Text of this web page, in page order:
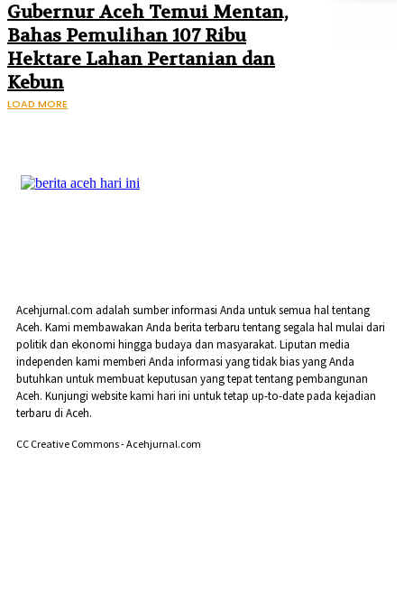
Gubernur Aceh Temui Mentan,
Bahas Pemulihan 107 Ribu
Hektare Lahan Pertanian dan
Kebun
LOAD MORE
Acehjurnal.com adalah sumber informasi Anda untuk semua hal tentang
Aceh. Kami membawakan Anda berita terbaru tentang segala hal mulai dari
politik dan ekonomi hingga budaya dan masyarakat. Liputan media
independen kami memberi Anda informasi yang tidak bias yang Anda
butuhkan untuk membuat keputusan yang tepat tentang pembangunan
Aceh. Kunjungi website kami hari ini untuk tetap up-to-date pada kejadian
terbaru di Aceh.
CC Creative Commons - Acehjurnal.com